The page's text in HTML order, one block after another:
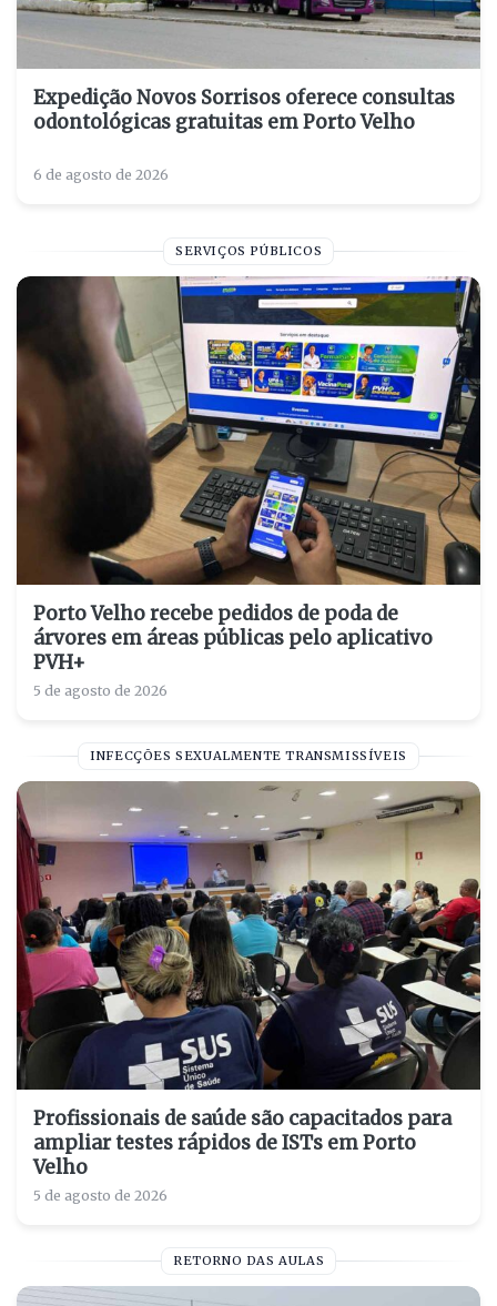
Expedição Novos Sorrisos oferece consultas
odontológicas gratuitas em Porto Velho
6 de agosto de 2026
SERVIÇOS PÚBLICOS
Porto Velho recebe pedidos de poda de
árvores em áreas públicas pelo aplicativo
PVH+
5 de agosto de 2026
INFECÇÕES SEXUALMENTE TRANSMISSÍVEIS
Profissionais de saúde são capacitados para
ampliar testes rápidos de ISTs em Porto
Velho
5 de agosto de 2026
RETORNO DAS AULAS